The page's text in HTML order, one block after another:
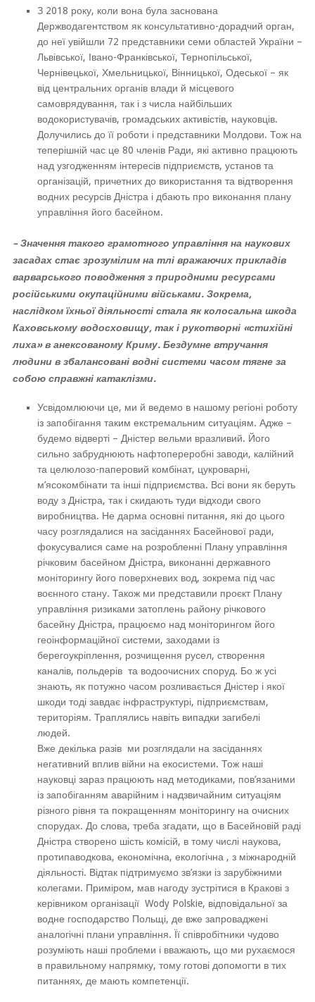
З 2018 року, коли вона була заснована
Держводагентством як консультативно-дорадчий орган,
до неї увійшли 72 представники семи областей України –
Львівської, Івано-Франківської, Тернопільської,
Чернівецької, Хмельницької, Вінницької, Одеської – як
від центральних органів влади й місцевого
самоврядування, так і з числа найбільших
водокористувачів, громадських активістів, науковців.
Долучились до її роботи і представники Молдови. Тож на
теперішній час це 80 членів Ради, які активно працюють
над узгодженням інтересів підприємств, установ та
організацій, причетних до використання та відтворення
водних ресурсів Дністра і дбають про виконання плану
управління його басейном.
– Значення такого грамотного управління на наукових
засадах стає зрозумілим на тлі вражаючих прикладів
варварського поводження з природними ресурсами
російськими окупаційними військами. Зокрема,
наслідком їхньої діяльності стала як колосальна шкода
Каховському водосховищу, так і рукотворні «стихійні
лиха» в анексованому Криму. Бездумне втручання
людини в збалансовані водні системи часом тягне за
собою справжні катаклізми.
Усвідомлюючи це, ми й ведемо в нашому регіоні роботу
із запобігання таким екстремальним ситуаціям. Адже –
будемо відверті – Дністер вельми вразливий. Його
сильно забруднюють нафтопереробні заводи, калійний
та целюлозо-паперовий комбінат, цукроварні,
м’ясокомбінати та інші підприємства. Всі вони як беруть
воду з Дністра, так і скидають туди відходи свого
виробництва. Не дарма основні питання, які до цього
часу розглядалися на засіданнях Басейнової ради,
фокусувалися саме на розробленні Плану управління
річковим басейном Дністра, виконанні державного
моніторингу його поверхневих вод, зокрема під час
воєнного стану. Також ми представили проєкт Плану
управління ризиками затоплень району річкового
басейну Дністра, працюємо над моніторингом його
геоінформаційної системи, заходами із
берегоукріплення, розчищення русел, створення
каналів, польдерів та водоочисних споруд. Бо ж усі
знають, як потужно часом розливається Дністер і якої
шкоди тоді завдає інфраструктурі, підприємствам,
територіям. Траплялись навіть випадки загибелі
людей.
Вже декілька разів ми розглядали на засіданнях
негативний вплив війни на екосистеми. Тож наші
науковці зараз працюють над методиками, пов’язаними
із запобіганням аварійним і надзвичайним ситуаціям
різного рівня та покращенням моніторингу на очисних
спорудах. До слова, треба згадати, що в Басейновій раді
Дністра створено шість комісій, в тому числі наукова,
протипаводкова, економічна, екологічна , з міжнародній
діяльності. Відтак підтримуємо зв’язки із зарубіжними
колегами. Приміром, мав нагоду зустрітися в Кракові з
керівником організації Wody Polskie, відповідальної за
водне господарство Польщі, де вже запроваджені
аналогічні плани управління. Її співробітники чудово
розуміють наші проблеми і вважають, що ми рухаємося
в правильному напрямку, тому готові допомогти в тих
питаннях, де мають компетенції.